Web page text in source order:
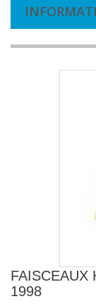
FAISCEAUX
1998